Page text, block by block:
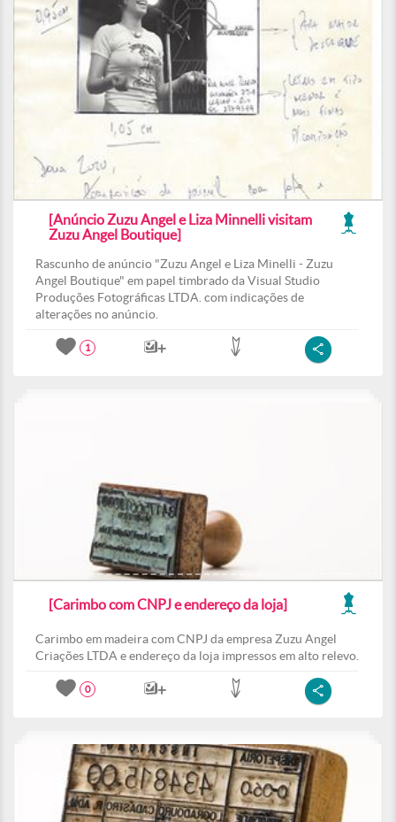
[Anúncio Zuzu Angel e Liza Minnelli visitam
Zuzu Angel Boutique]
Rascunho de anúncio "Zuzu Angel e Liza Minelli - Zuzu
Angel Boutique" em papel timbrado da Visual Studio
Produções Fotográficas LTDA. com indicações de
alterações no anúncio.
1
[Carimbo com CNPJ e endereço da loja]
Carimbo em madeira com CNPJ da empresa Zuzu Angel
Criações LTDA e endereço da loja impressos em alto relevo.
0